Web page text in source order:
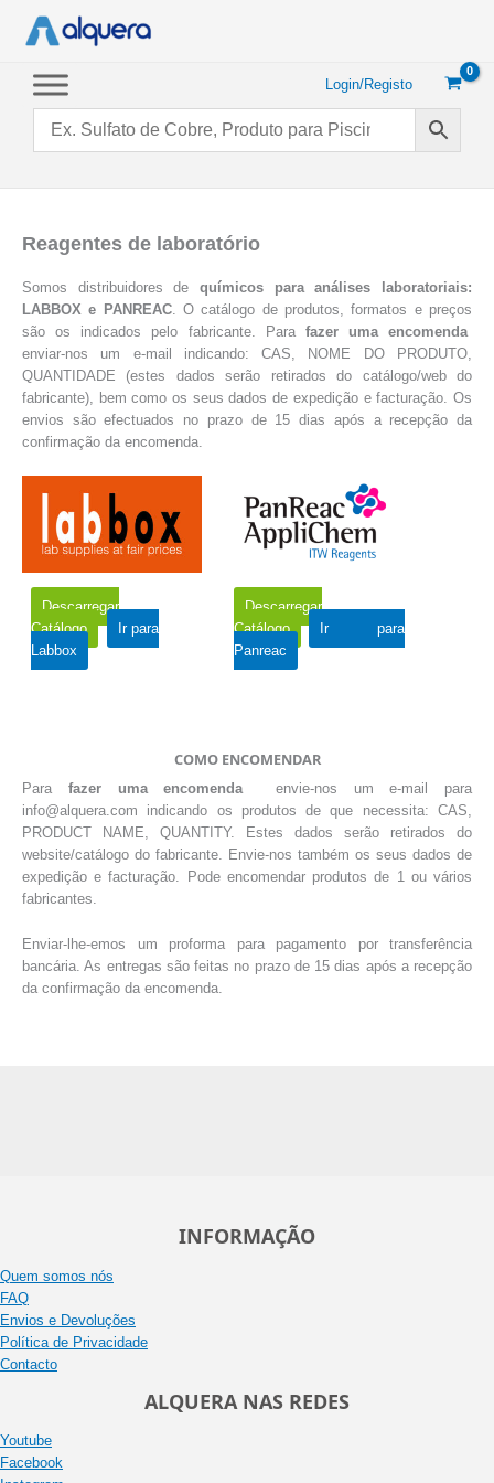
conteúdo
Login/Registo
Reagentes de laboratório
Somos distribuidores de químicos para análises laboratoriais:
LABBOX e PANREAC. O catálogo de produtos, formatos e preços
são os indicados pelo fabricante. Para fazer uma encomenda
enviar-nos um e-mail indicando: CAS, NOME DO PRODUTO,
QUANTIDADE (estes dados serão retirados do catálogo/web do
fabricante), bem como os seus dados de expedição e facturação. Os
envios são efectuados no prazo de 15 dias após a recepção da
confirmação da encomenda.
Descarregar
Catálogo
Ir para
Labbox
Descarregar
Catálogo
Ir para
Panreac
COMO ENCOMENDAR
Para fazer uma encomendaenvie-nos um e-mail para
info@alquera.com indicando os produtos de que necessita: CAS,
PRODUCT NAME, QUANTITY. Estes dados serão retirados do
website/catálogo do fabricante. Envie-nos também os seus dados de
expedição e facturação. Pode encomendar produtos de 1 ou vários
fabricantes.
Enviar-lhe-emos um proforma para pagamento por transferência
bancária. As entregas são feitas no prazo de 15 dias após a recepção
da confirmação da encomenda.
INFORMAÇÃO
Quem somos nós
FAQ
Envios e Devoluções
Política de Privacidade
Contacto
ALQUERA NAS REDES
Youtube
Facebook